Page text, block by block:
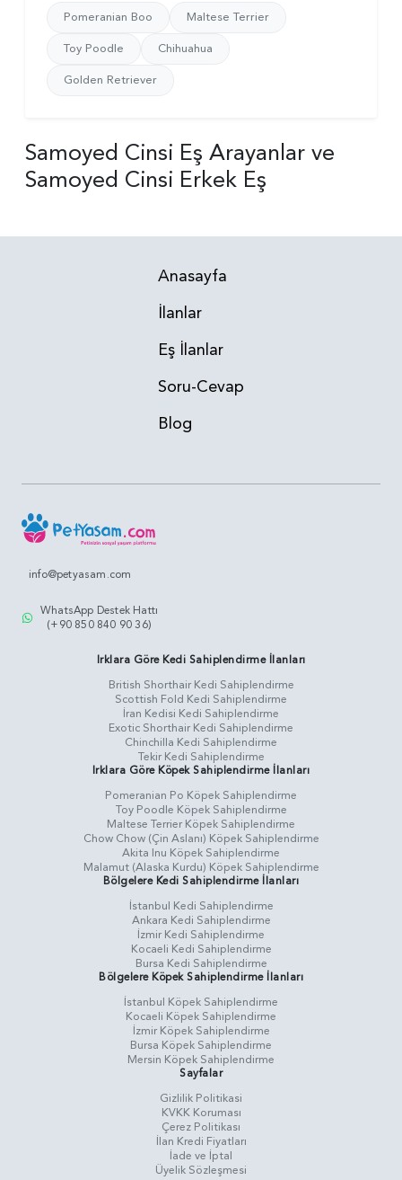
Pomeranian Boo
Maltese Terrier
Toy Poodle
Chihuahua
Golden Retriever
Samoyed Cinsi Eş Arayanlar ve
Samoyed Cinsi Erkek Eş
Anasayfa
İlanlar
Eş İlanlar
Soru-Cevap
Blog
info@petyasam.com
WhatsApp Destek Hattı
(+90 850 840 90 36)
Irklara Göre Kedi Sahiplendirme İlanları
British Shorthair Kedi Sahiplendirme
Scottish Fold Kedi Sahiplendirme
İran Kedisi Kedi Sahiplendirme
Exotic Shorthair Kedi Sahiplendirme
Chinchilla Kedi Sahiplendirme
Tekir Kedi Sahiplendirme
Irklara Göre Köpek Sahiplendirme İlanları
Pomeranian Po Köpek Sahiplendirme
Toy Poodle Köpek Sahiplendirme
Maltese Terrier Köpek Sahiplendirme
Chow Chow (Çin Aslanı) Köpek Sahiplendirme
Akita Inu Köpek Sahiplendirme
Malamut (Alaska Kurdu) Köpek Sahiplendirme
Bölgelere Kedi Sahiplendirme İlanları
İstanbul Kedi Sahiplendirme
Ankara Kedi Sahiplendirme
İzmir Kedi Sahiplendirme
Kocaeli Kedi Sahiplendirme
Bursa Kedi Sahiplendirme
Bölgelere Köpek Sahiplendirme İlanları
İstanbul Köpek Sahiplendirme
Kocaeli Köpek Sahiplendirme
İzmir Köpek Sahiplendirme
Bursa Köpek Sahiplendirme
Mersin Köpek Sahiplendirme
Sayfalar
Gizlilik Politikasi
KVKK Koruması
Çerez Politikası
İlan Kredi Fiyatları
İade ve İptal
Üyelik Sözleşmesi